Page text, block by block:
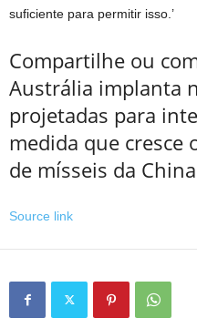
suficiente para permitir isso.’
Compartilhe ou
Austrália implanta
projetadas para
medida que cresce
de mísseis da
Source link